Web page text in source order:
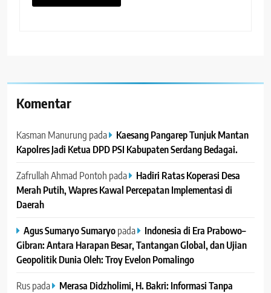
Komentar
Kasman Manurung pada
Kaesang Pangarep Tunjuk Mantan
Kapolres Jadi Ketua DPD PSI Kabupaten Serdang Bedagai. ‎ ‎
Zafrullah Ahmad Pontoh pada
Hadiri Ratas Koperasi Desa
Merah Putih, Wapres Kawal Percepatan Implementasi di
Daerah
Agus Sumaryo Sumaryopada
Indonesia di Era Prabowo–
Gibran: Antara Harapan Besar, Tantangan Global, dan Ujian
Geopolitik Dunia Oleh: Troy Evelon Pomalingo
Ruspada
Merasa Didzholimi, H. Bakri: Informasi Tanpa